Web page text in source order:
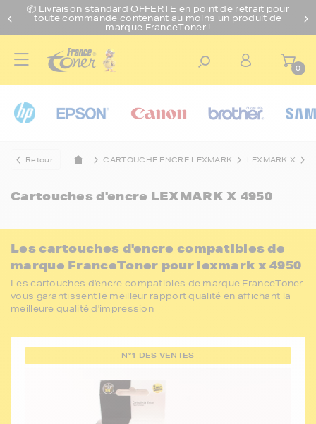
📦 Livraison standard OFFERTE en point de retrait pour
toute commande contenant au moins un produit de
marque FranceToner !
0
Retour CARTOUCHE ENCRE LEXMARK LEXMARK X
Cartouches d'encre LEXMARK X 4950
Les cartouches d'encre compatibles de
marque FranceToner pour lexmark x 4950
Les cartouches d'encre compatibles de marque FranceToner
vous garantissent le meilleur rapport qualité en affichant la
meilleure qualité d'impression
N°1 DES VENTES